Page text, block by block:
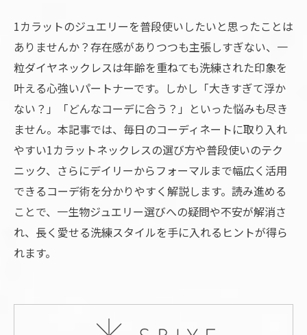
1カラットのジュエリーを普段使いしたいと思ったことは
ありませんか？存在感がありつつも主張しすぎない、一
粒ダイヤネックレスは年齢を重ねても洗練された印象を
叶える心強いパートナーです。しかし「大きすぎて浮か
ない？」「どんなコーデに合う？」といった悩みも尽き
ません。本記事では、毎日のコーディネートに取り入れ
やすい1カラットネックレスの選び方や普段使いのテク
ニック、さらにデイリーからフォーマルまで幅広く活用
できるコーデ術を分かりやすく解説します。読み進める
ことで、一生物ジュエリー選びへの疑問や不安が解消さ
れ、長く愛せる洗練スタイルを手に入れるヒントが得ら
れます。